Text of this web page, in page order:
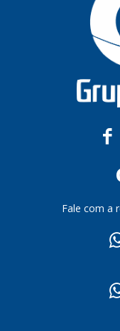
Fale com a